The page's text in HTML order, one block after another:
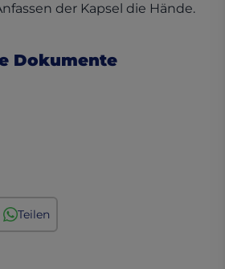
der Kapsel die Hände.
Dokumente
Teilen